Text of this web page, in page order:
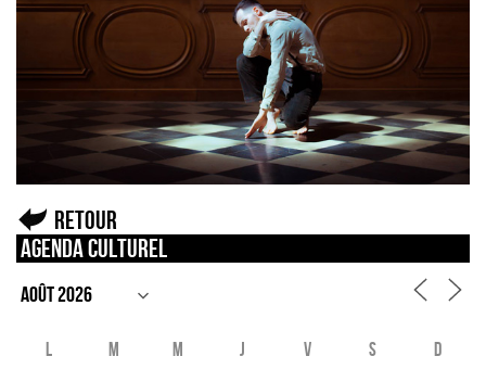
Retour
Agenda culturel
L M M J V S D